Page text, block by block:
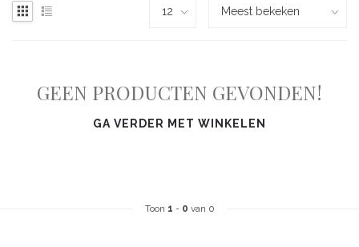
GEEN PRODUCTEN GEVONDEN!
GA VERDER MET WINKELEN
Toon 1 - 0 van 0